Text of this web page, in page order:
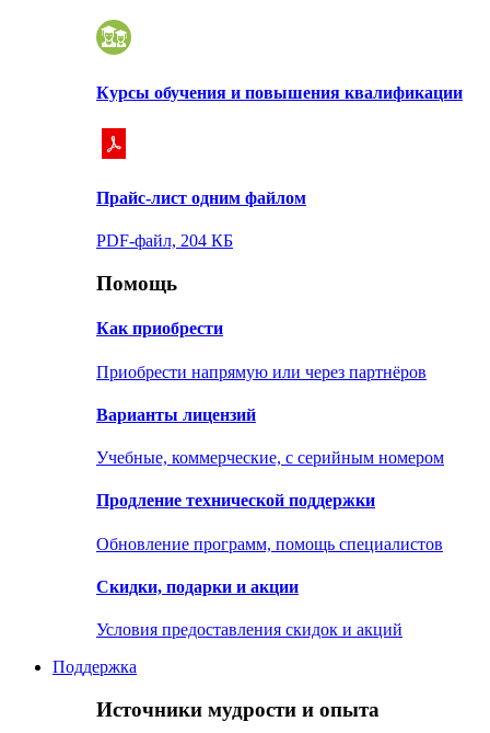
Курсы обучения и повышения квалификации
Прайс-лист одним файлом
PDF-файл, 204 КБ
Помощь
Как приобрести
Приобрести напрямую или через партнёров
Варианты лицензий
Учебные, коммерческие, с серийным номером
Продление технической поддержки
Обновление программ, помощь специалистов
Скидки, подарки и акции
Условия предоставления скидок и акций
Поддержка
Источники мудрости и опыта